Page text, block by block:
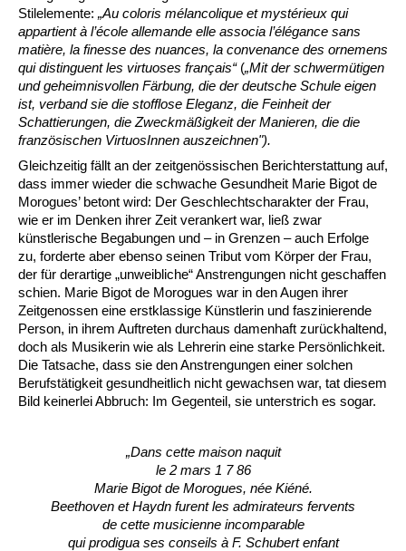
Stilelemente: „Au coloris mélancolique et mystérieux qui
appartient à l’école allemande elle associa l’élégance sans
matière, la finesse des nuances, la convenance des ornemens
qui distinguent les virtuoses français“(„Mit der schwermütigen
und geheimnisvollen Färbung, die der deutsche Schule eigen
ist, verband sie die stofflose Eleganz, die Feinheit der
Schattierungen, die Zweckmäßigkeit der Manieren, die die
französischen VirtuosInnen auszeichnen").
Gleichzeitig fällt an der zeitgenössischen Berichterstattung auf,
dass immer wieder die schwache Gesundheit Marie Bigot de
Morogues’ betont wird: Der Geschlechtscharakter der Frau,
wie er im Denken ihrer Zeit verankert war, ließ zwar
künstlerische Begabungen und – in Grenzen – auch Erfolge
zu, forderte aber ebenso seinen Tribut vom Körper der Frau,
der für derartige „unweibliche“ Anstrengungen nicht geschaffen
schien. Marie Bigot de Morogues war in den Augen ihrer
Zeitgenossen eine erstklassige Künstlerin und faszinierende
Person, in ihrem Auftreten durchaus damenhaft zurückhaltend,
doch als Musikerin wie als Lehrerin eine starke Persönlichkeit.
Die Tatsache, dass sie den Anstrengungen einer solchen
Berufstätigkeit gesundheitlich nicht gewachsen war, tat diesem
Bild keinerlei Abbruch: Im Gegenteil, sie unterstrich es sogar.
„Dans cette maison naquit
le 2 mars 1 7 86
Marie Bigot de Morogues, née Kiéné.
Beethoven et Haydn furent les admirateurs fervents
de cette musicienne incomparable
qui prodigua ses conseils à F. Schubert enfant